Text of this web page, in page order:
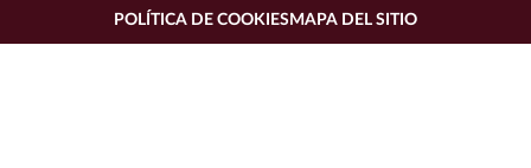
POLÍTICA DE COOKIESMAPA DEL SITIO